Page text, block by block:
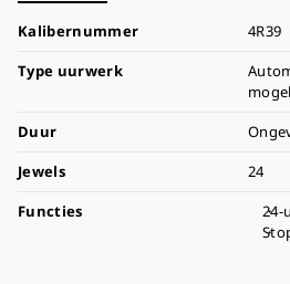
Kalibernummer
4R39
Type uurwerk
Duur
Jewels
24
Functies
24-